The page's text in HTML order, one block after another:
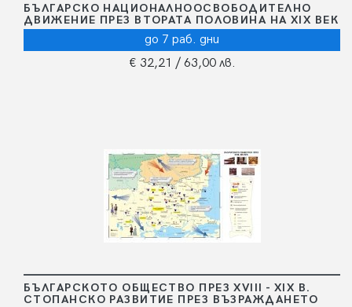
БЪЛГАРСКО НАЦИОНАЛНООСВОБОДИТЕЛНО
ДВИЖЕНИЕ ПРЕЗ ВТОРАТА ПОЛОВИНА НА XIX ВЕК
до 7 раб. дни
€ 32,21 / 63,00 лв.
БЪЛГАРСКОТО ОБЩЕСТВО ПРЕЗ ХVІІІ - ХІХ В.
СТОПАНСКО РАЗВИТИЕ ПРЕЗ ВЪЗРАЖДАНЕТО